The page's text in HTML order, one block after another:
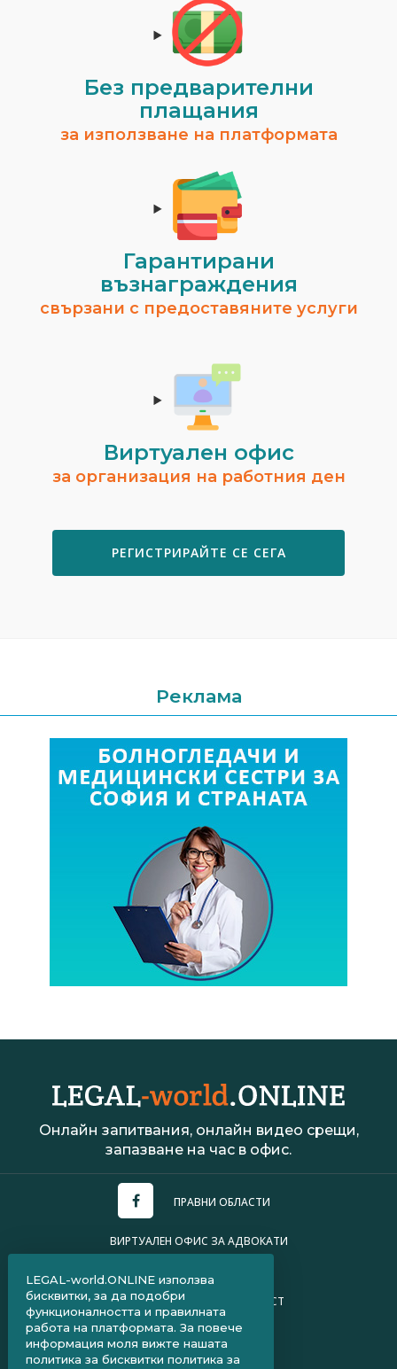
Без предварителни
плащания
за използване на платформата
Гарантирани
възнаграждения
свързани с предоставяните услуги
Виртуален офис
за организация на работния ден
РЕГИСТРИРАЙТЕ СЕ СЕГА
Реклама
Онлайн запитвания, онлайн видео срещи,
запазване на час в офис.
ПРАВНИ ОБЛАСТИ
ВИРТУАЛЕН ОФИС ЗА АДВОКАТИ
ПОЛИТИКА ЗА ПОВЕРИТЕЛНОСТ
ЧЗВ ЗА КЛИЕНТИ
ЧЗВ ЗА АДВОКАТИ
LEGAL-world.ONLINE използва
бисквитки, за да подобри
функционалността и правилната
работа на платформата. За повече
информация моля вижте нашата
политика за бисквитки политика за